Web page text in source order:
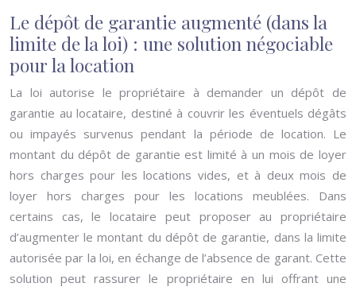
Le dépôt de garantie augmenté (dans la
limite de la loi) : une solution négociable
pour la location
La loi autorise le propriétaire à demander un dépôt de
garantie au locataire, destiné à couvrir les éventuels dégâts
ou impayés survenus pendant la période de location. Le
montant du dépôt de garantie est limité à un mois de loyer
hors charges pour les locations vides, et à deux mois de
loyer hors charges pour les locations meublées. Dans
certains cas, le locataire peut proposer au propriétaire
d’augmenter le montant du dépôt de garantie, dans la limite
autorisée par la loi, en échange de l’absence de garant. Cette
solution peut rassurer le propriétaire en lui offrant une